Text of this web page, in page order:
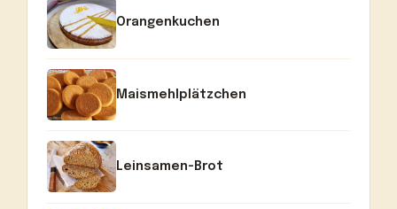
Orangenkuchen
Maismehlplätzchen
Leinsamen-Brot